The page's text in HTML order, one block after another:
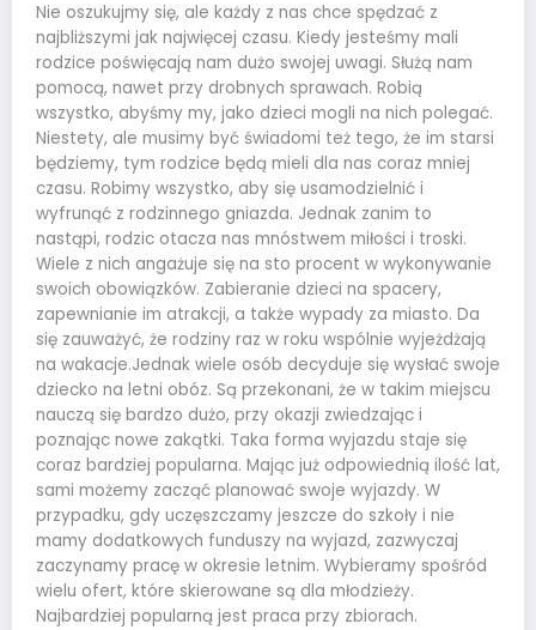
Nie oszukujmy się, ale każdy z nas chce spędzać z
najbliższymi jak najwięcej czasu. Kiedy jesteśmy mali
rodzice poświęcają nam dużo swojej uwagi. Służą nam
pomocą, nawet przy drobnych sprawach. Robią
wszystko, abyśmy my, jako dzieci mogli na nich polegać.
Niestety, ale musimy być świadomi też tego, że im starsi
będziemy, tym rodzice będą mieli dla nas coraz mniej
czasu. Robimy wszystko, aby się usamodzielnić i
wyfrunąć z rodzinnego gniazda. Jednak zanim to
nastąpi, rodzic otacza nas mnóstwem miłości i troski.
Wiele z nich angażuje się na sto procent w wykonywanie
swoich obowiązków. Zabieranie dzieci na spacery,
zapewnianie im atrakcji, a także wypady za miasto. Da
się zauważyć, że rodziny raz w roku wspólnie wyjeżdżają
na wakacje.Jednak wiele osób decyduje się wysłać swoje
dziecko na letni obóz. Są przekonani, że w takim miejscu
nauczą się bardzo dużo, przy okazji zwiedzając i
poznając nowe zakątki. Taka forma wyjazdu staje się
coraz bardziej popularna. Mając już odpowiednią ilość lat,
sami możemy zacząć planować swoje wyjazdy. W
przypadku, gdy uczęszczamy jeszcze do szkoły i nie
mamy dodatkowych funduszy na wyjazd, zazwyczaj
zaczynamy pracę w okresie letnim. Wybieramy spośród
wielu ofert, które skierowane są dla młodzieży.
Najbardziej popularną jest praca przy zbiorach.